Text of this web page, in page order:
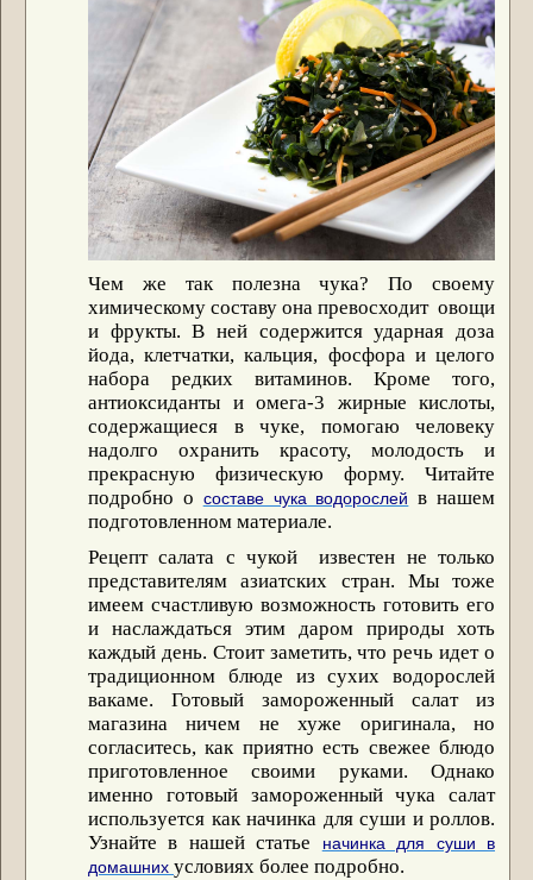
Чем же так полезна чука? По своему
химическому составу она превосходит овощи
и фрукты. В ней содержится ударная доза
йода, клетчатки, кальция, фосфора и целого
набора редких витаминов. Кроме того,
антиоксиданты и омега-3 жирные кислоты,
содержащиеся в чуке, помогаю человеку
надолго охранить красоту, молодость и
прекрасную физическую форму. Читайте
подробно о составе чука водорослей в нашем
подготовленном материале.
Рецепт салата с чукой известен не только
представителям азиатских стран. Мы тоже
имеем счастливую возможность готовить его
и наслаждаться этим даром природы хоть
каждый день. Стоит заметить, что речь идет о
традиционном блюде из сухих водорослей
вакаме. Готовый замороженный салат из
магазина ничем не хуже оригинала, но
согласитесь, как приятно есть свежее блюдо
приготовленное своими руками. Однако
именно готовый замороженный чука салат
используется как начинка для суши и роллов.
Узнайте в нашей статье
начинка для суши в
домашних условиях более подробно.